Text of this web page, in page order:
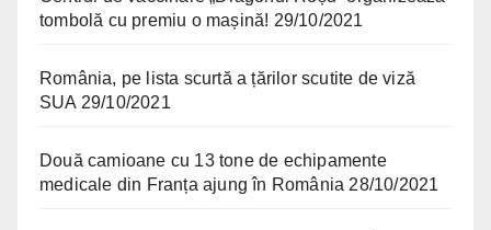
tombolă cu premiu o mașină! 29/10/2021
România, pe lista scurtă a țărilor scutite de viză
SUA 29/10/2021
Două camioane cu 13 tone de echipamente
medicale din Franța ajung în România 28/10/2021